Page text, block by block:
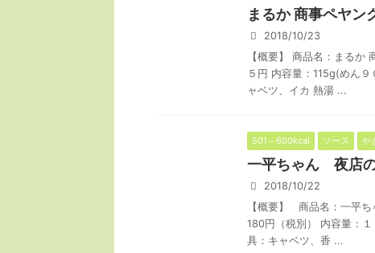
まるか 商事ペヤン
2018/10/23
【概要】 商品名：まるか
５円 内容量：115g(めん
ャベツ、イカ 熱湯 ...
501～600kcal ソース や
一平ちゃん 夜店
2018/10/22
【概要】 商品名：一平
180円（税別） 内容量：
具：キャベツ、香 ...